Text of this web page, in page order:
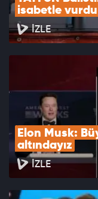
isabetle vurdu
İZLE
Elon Musk:
altındayız
İZLE